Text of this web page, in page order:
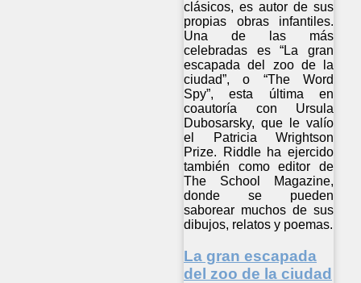
clásicos, es autor de sus
propias obras infantiles.
Una de las más
celebradas es “La gran
escapada del zoo de la
ciudad”, o “The Word
Spy”, esta última en
coautoría con Ursula
Dubosarsky, que le valío
el Patricia Wrightson
Prize. Riddle ha ejercido
también como editor de
The School Magazine,
donde se pueden
saborear muchos de sus
dibujos, relatos y poemas.
La gran escapada
del zoo de la ciudad